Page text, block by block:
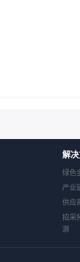
解
绿色
产业
供应
招采
源